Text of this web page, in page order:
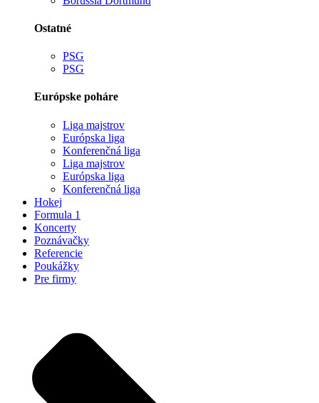
Ostatné
PSG
PSG
Európske poháre
Liga majstrov
Európska liga
Konferenčná liga
Liga majstrov
Európska liga
Konferenčná liga
Hokej
Formula 1
Koncerty
Poznávačky
Referencie
Poukážky
Pre firmy